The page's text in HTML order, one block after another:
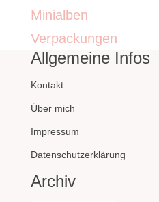
Minialben
Verpackungen
Allgemeine Infos
Kontakt
Über mich
Impressum
Datenschutzerklärung
Archiv